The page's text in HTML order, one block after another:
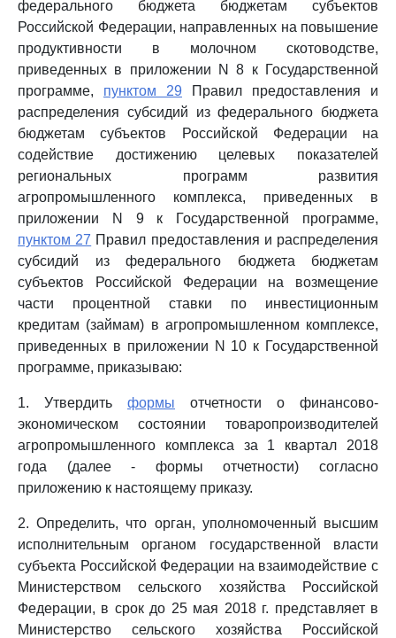
федерального бюджета бюджетам субъектов
Российской Федерации, направленных на повышение
продуктивности в молочном скотоводстве,
приведенных в приложении N 8 к Государственной
программе, пунктом 29 Правил предоставления и
распределения субсидий из федерального бюджета
бюджетам субъектов Российской Федерации на
содействие достижению целевых показателей
региональных программ развития
агропромышленного комплекса, приведенных в
приложении N 9 к Государственной программе,
пунктом 27 Правил предоставления и распределения
субсидий из федерального бюджета бюджетам
субъектов Российской Федерации на возмещение
части процентной ставки по инвестиционным
кредитам (займам) в агропромышленном комплексе,
приведенных в приложении N 10 к Государственной
программе, приказываю:
1. Утвердить формы отчетности о финансово-
экономическом состоянии товаропроизводителей
агропромышленного комплекса за 1 квартал 2018
года (далее - формы отчетности) согласно
приложению к настоящему приказу.
2. Определить, что орган, уполномоченный высшим
исполнительным органом государственной власти
субъекта Российской Федерации на взаимодействие с
Министерством сельского хозяйства Российской
Федерации, в срок до 25 мая 2018 г. представляет в
Министерство сельского хозяйства Российской